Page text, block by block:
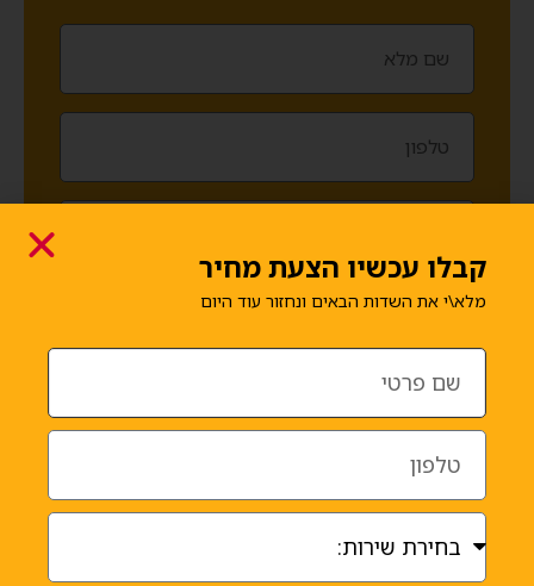
סמנו עבור מה תרצו לקבל הצעה
אחסנת תכולה
הובלת דירה
אחר
קבלו עכשיו הצעת מחיר
מלא\י את השדות הבאים ונחזור עוד היום